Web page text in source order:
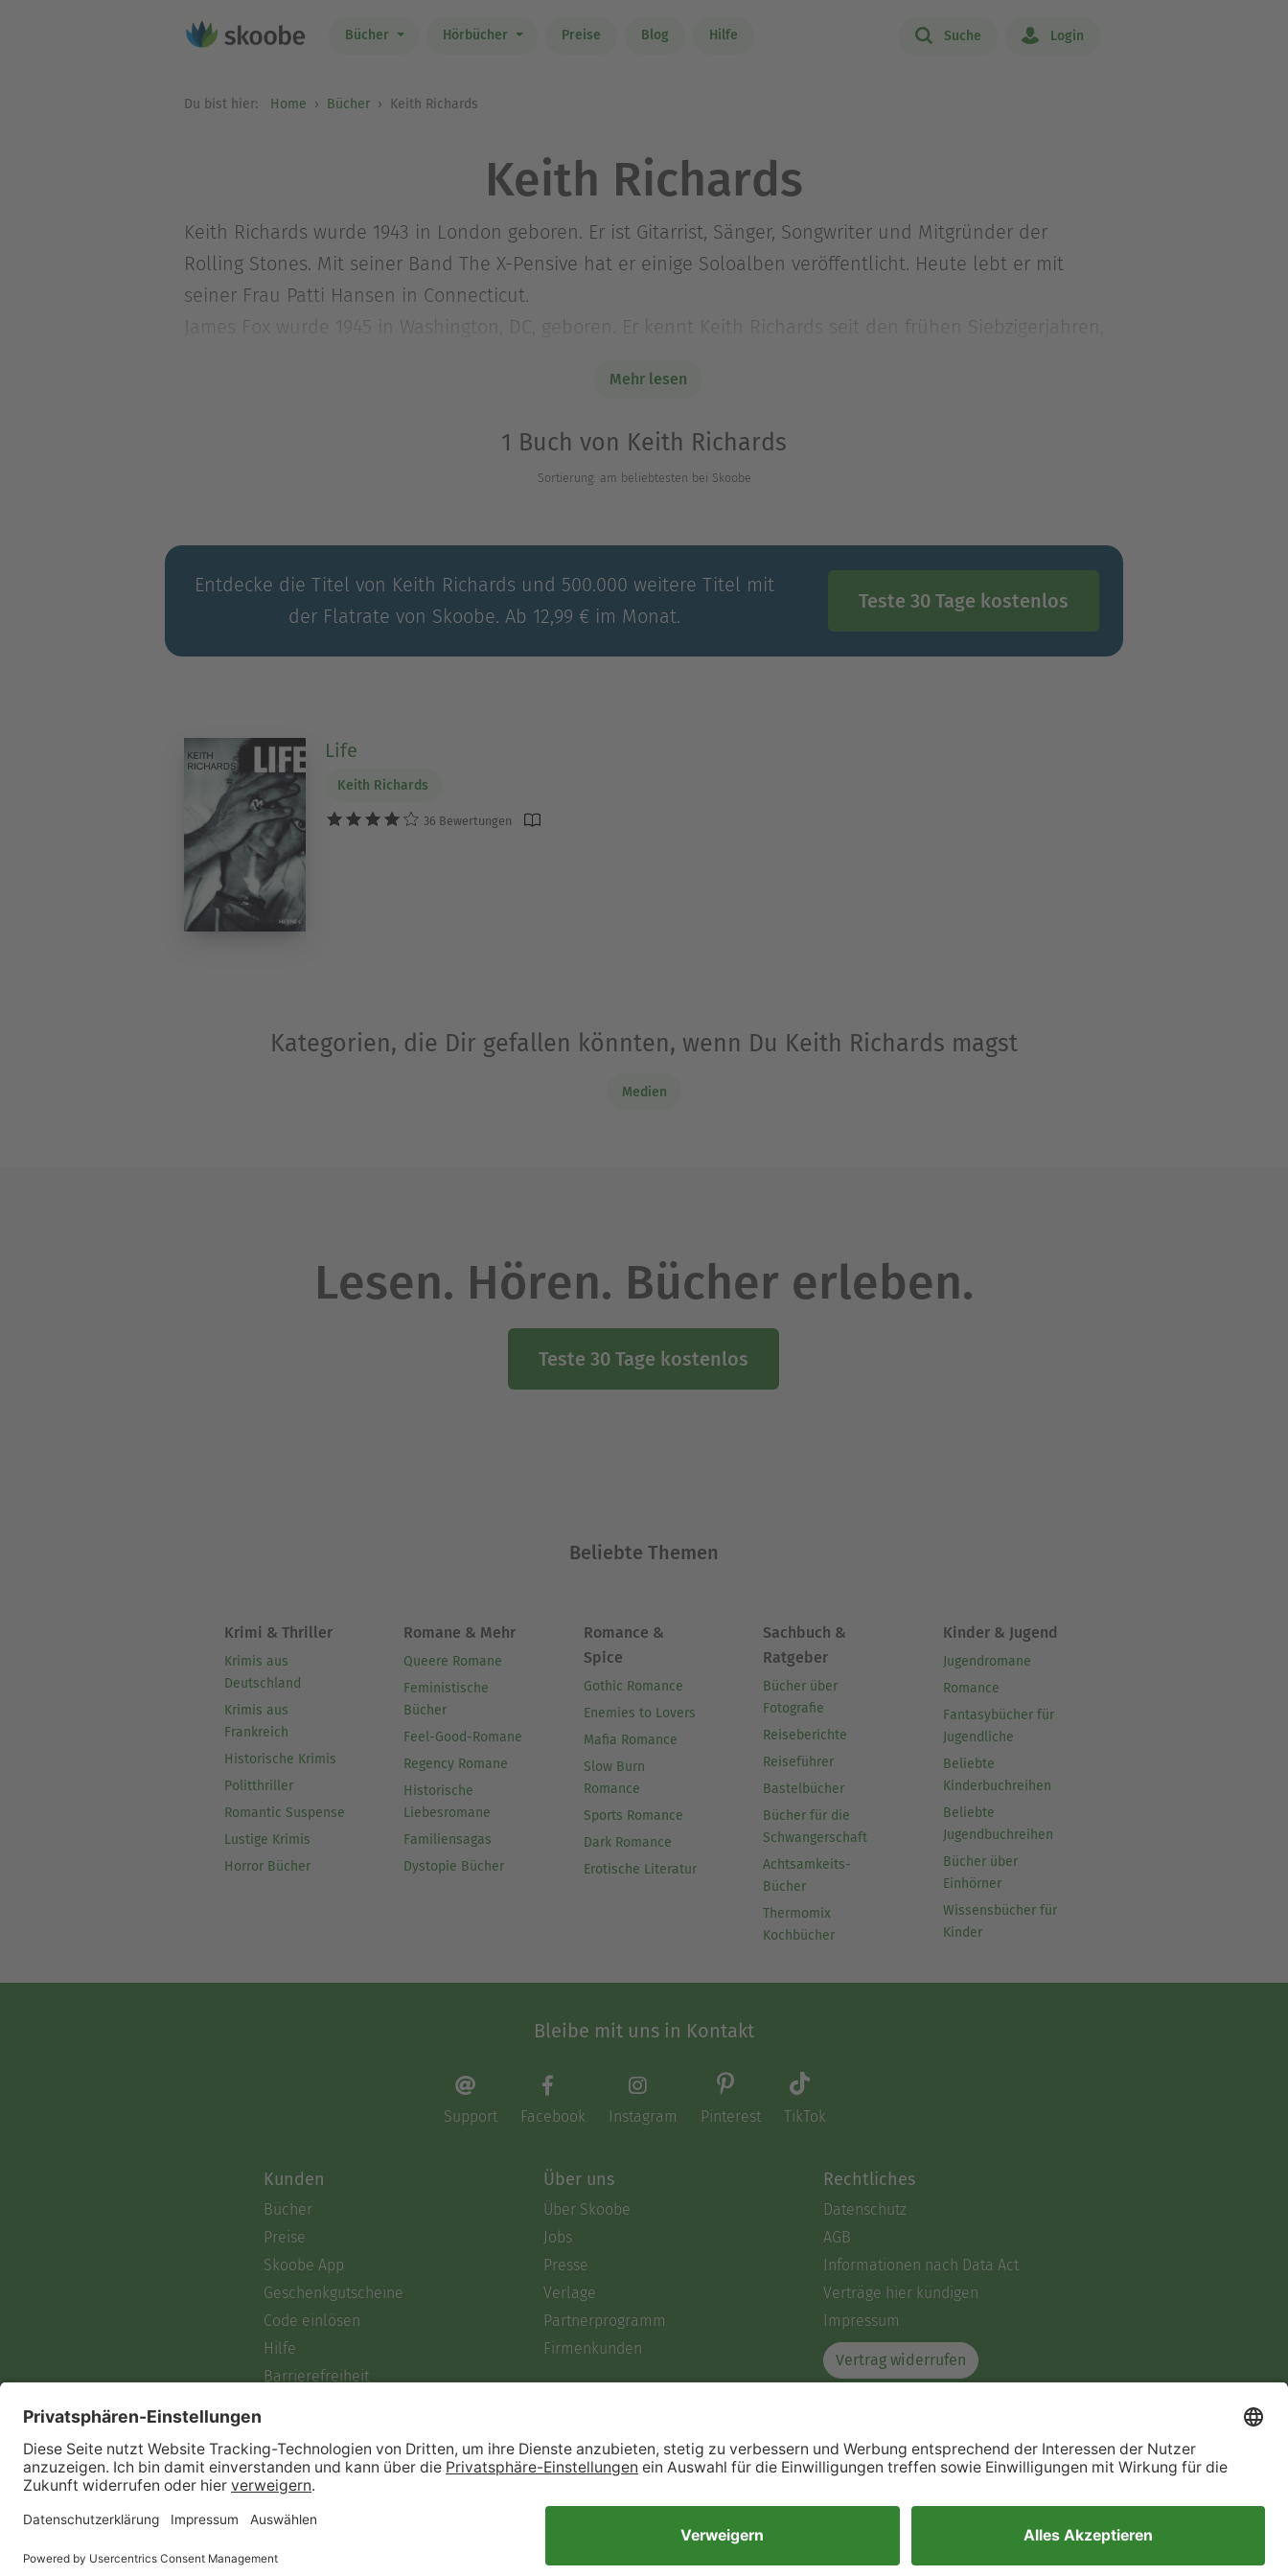
Bücher Hörbücher Preise Blog Hilfe Suche Login
Du bist hier: Home Bücher Keith Richards
Keith Richards
Keith Richards wurde 1943 in London geboren. Er ist Gitarrist, Sänger, Songwriter und Mitgründer der
Rolling Stones. Mit seiner Band The X-Pensive hat er einige Soloalben veröffentlicht. Heute lebt er mit
seiner Frau Patti Hansen in Connecticut.
James Fox wurde 1945 in Washington, DC, geboren. Er kennt Keith Richards seit den frühen Siebzigerjahren,
Bestseller. Mit seiner Frau und seinen Söhnen lebt er heute in London.
Mehr lesen
1 Buch von Keith Richards
Sortierung: am beliebtesten bei Skoobe
Entdecke die Titel von Keith Richards und 500.000 weitere Titel mit
der Flatrate von Skoobe. Ab 12,99 € im Monat.
Teste 30 Tage kostenlos
Life
Keith Richards
36 Bewertungen
Kategorien, die Dir gefallen könnten, wenn Du Keith Richards magst
Medien
Lesen. Hören. Bücher erleben.
Teste 30 Tage kostenlos
Beliebte Themen
Krimi & Thriller
Krimis aus
Deutschland
Krimis aus
Frankreich
Historische Krimis
Politthriller
Romantic Suspense
Lustige Krimis
Horror Bücher
Romane & Mehr
Queere Romane
Feministische
Bücher
Feel-Good-Romane
Regency Romane
Historische
Liebesromane
Familiensagas
Dystopie Bücher
Romance &
Spice
Gothic Romance
Enemies to Lovers
Mafia Romance
Slow Burn
Romance
Sports Romance
Dark Romance
Erotische Literatur
Sachbuch &
Ratgeber
Bücher über
Fotografie
Reiseberichte
Reiseführer
Bastelbücher
Bücher für die
Schwangerschaft
Achtsamkeits-
Bücher
Thermomix
Kochbücher
Kinder & Jugend
Jugendromane
Romance
Fantasybücher für
Jugendliche
Beliebte
Kinderbuchreihen
Beliebte
Jugendbuchreihen
Bücher über
Einhörner
Wissensbücher für
Kinder
Bleibe mit uns in Kontakt
Support Facebook Instagram Pinterest TikTok
Kunden
Bücher
Preise
Skoobe App
Geschenkgutscheine
Code einlösen
Hilfe
Barrierefreiheit
Über uns
Über Skoobe
Jobs
Presse
Verlage
Partnerprogramm
Firmenkunden
Rechtliches
Datenschutz
AGB
Informationen nach Data Act
Verträge hier kündigen
Impressum
Vertrag widerrufen
Immer ein gutes Buch